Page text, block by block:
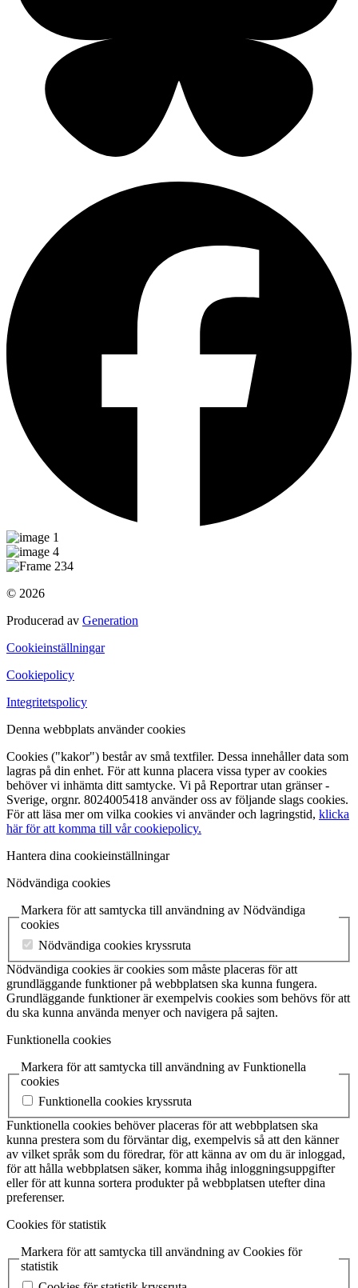
© 2026
Producerad av Generation
Cookieinställningar
Cookiepolicy
Integritetspolicy
Denna webbplats använder cookies
Cookies ("kakor") består av små textfiler. Dessa innehåller data som
lagras på din enhet. För att kunna placera vissa typer av cookies
behöver vi inhämta ditt samtycke. Vi på Reportrar utan gränser -
Sverige, orgnr. 8024005418 använder oss av följande slags cookies.
För att läsa mer om vilka cookies vi använder och lagringstid, klicka
här för att komma till vår cookiepolicy.
Hantera dina cookieinställningar
Nödvändiga cookies
Markera för att samtycka till användning av Nödvändiga
cookies
Nödvändiga cookies kryssruta
Nödvändiga cookies är cookies som måste placeras för att
grundläggande funktioner på webbplatsen ska kunna fungera.
Grundläggande funktioner är exempelvis cookies som behövs för att
du ska kunna använda menyer och navigera på sajten.
Funktionella cookies
Markera för att samtycka till användning av Funktionella
cookies
Funktionella cookies kryssruta
Funktionella cookies behöver placeras för att webbplatsen ska
kunna prestera som du förväntar dig, exempelvis så att den känner
av vilket språk som du föredrar, för att känna av om du är inloggad,
för att hålla webbplatsen säker, komma ihåg inloggningsuppgifter
eller för att kunna sortera produkter på webbplatsen utefter dina
preferenser.
Cookies för statistik
Markera för att samtycka till användning av Cookies för
statistik